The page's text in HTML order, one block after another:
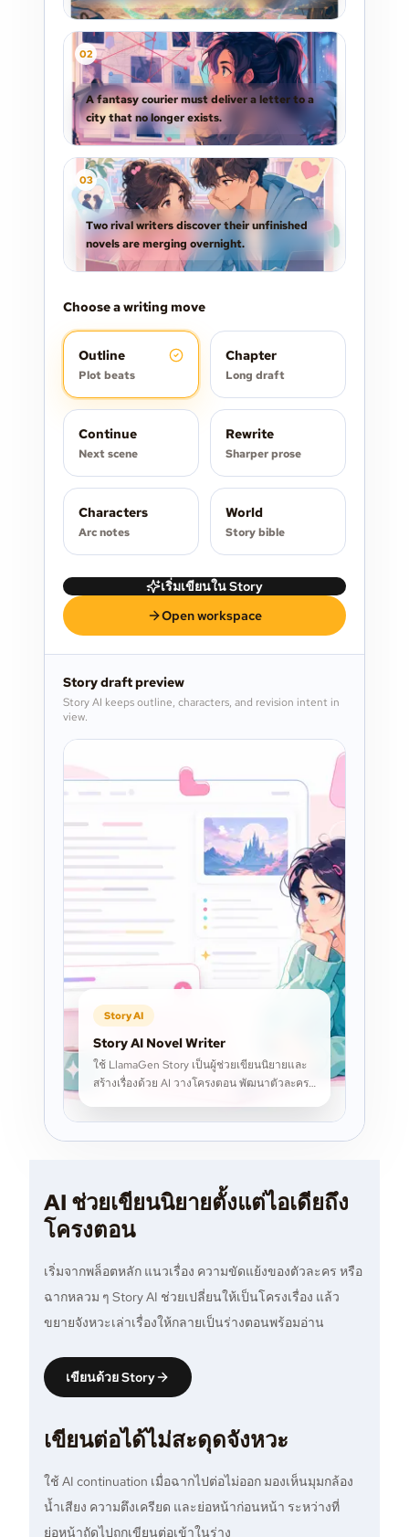
02
A fantasy courier must deliver a letter to a
city that no longer exists.
03
Two rival writers discover their unfinished
novels are merging overnight.
Choose a writing move
Outline
Plot beats
Chapter
Long draft
Continue
Next scene
Rewrite
Sharper prose
Characters
Arc notes
World
Story bible
เริ่มเขียนใน Story
Open workspace
Story draft preview
Story AI keeps outline, characters, and revision intent in
view.
Story AI
Story AI Novel Writer
ใช้ LlamaGen Story เป็นผู้ช่วยเขียนนิยายและ
สร้างเรื่องด้วย AI วางโครงตอน พัฒนาตัวละคร
ยาวให้เป็นระบบ
AI ช่วยเขียนนิยายตั้งแต่ไอเดียถึง
โครงตอน
เริ่มจากพล็อตหลัก แนวเรื่อง ความขัดแย้งของตัวละคร หรือ
ฉากหลวม ๆ Story AI ช่วยเปลี่ยนให้เป็นโครงเรื่อง แล้ว
ขยายจังหวะเล่าเรื่องให้กลายเป็นร่างตอนพร้อมอ่าน
เขียนด้วย Story
เขียนต่อได้ไม่สะดุดจังหวะ
ใช้ AI continuation เมื่อฉากไปต่อไม่ออก มองเห็นมุมกล้อง
น้ำเสียง ความตึงเครียด และย่อหน้าก่อนหน้า ระหว่างที่
ย่อหน้าถัดไปถูกเขียนต่อเข้าในร่าง